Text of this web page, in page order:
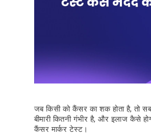
जब किसी को कैंसर का शक होता है, तो
बीमारी कितनी गंभीर है, और इलाज कैसे
कैंसर मार्कर टेस्ट।